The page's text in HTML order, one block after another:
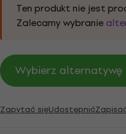
Ten produkt nie jest
Zalecamy wybranie
Wybierz alternatywę
Zapytać sięUdostępnić